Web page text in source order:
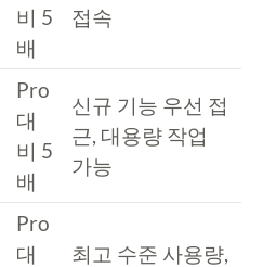
비 5
배
접속
Pro
대
비 5
배
신규 기능 우선 접
근, 대용량 작업
가능
Pro
대
최고 수준 사용량,